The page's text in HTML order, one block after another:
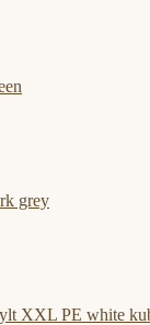
grey
XXL PE white